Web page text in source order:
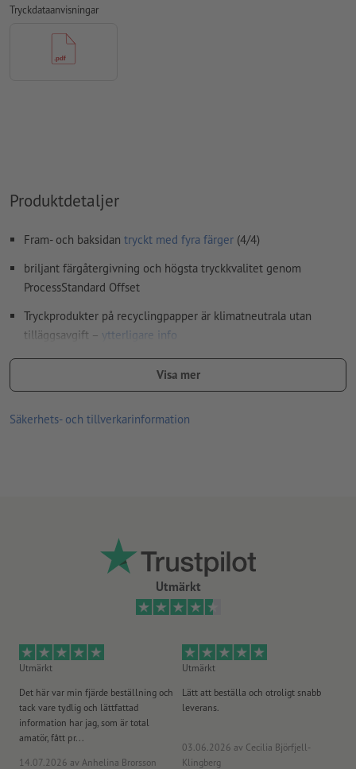
färgläge:CMYK, FOGRA51 (PSO Coated v3) för bestruket papper,
FOGRA52 (PSO Uncoated v3 FOGRA52) för obestruket papper
stavfel och sättningsfel
Hur skapar jag utskriftsdata korrekt?
Tryckdataanvisningar
Produktdetaljer
Fram- och baksidan tryckt med fyra färger (4/4)
briljant färgåtergivning och högsta tryckkvalitet genom
ProcessStandard Offset
Tryckprodukter på recyclingpapper är klimatneutrala utan
tilläggsavgift – ytterligare info
Formatrekommendationer:
A 65, A5 och vykortsstorlek A6 för skyltfönster, eftersom de
väcka nyfikenhet
Ju högre ytvikt, desto högre styrka och opacitet på papperet
Vilket papper är det riktiga? Vår materialrådgivare
Upptäck våraflyers med förädlingeller våra miljövänliga flyers
Visa mer
Säkerhets- och tillverkarinformation
Utmärkt
Utmärkt
Det här var min fjärde beställning och
tack vare tydlig och lättfattad
information har jag, som är total
amatör, fått pr...
14.07.2026 av Anhelina Brorsson
Utmärkt
Lätt att beställa och otroligt snabb
leverans.
03.06.2026 av Cecilia Björfjell-
Klingberg